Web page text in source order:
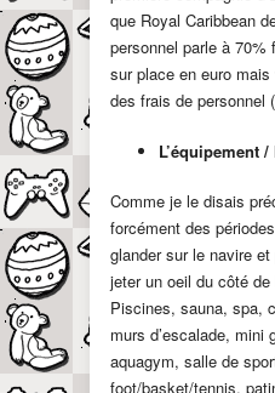
que Royal Caribbean
personnel parle à
sur place en euro
des frais de personnel
L’équipement /
Comme je le disais
forcément des
glander sur le navire
jeter un oeil du côté de
Piscines, sauna, spa,
murs d’escalade, mini
aquagym, salle de
foot/basket/tennis,